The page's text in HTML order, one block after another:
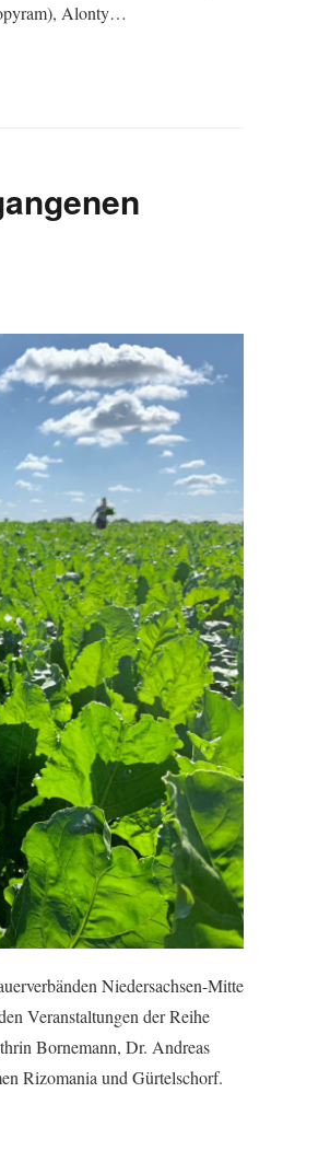
Alonty…
Niedersachsen-Mitte
Veranstaltungen der Reihe
Bornemann, Dr. Andreas
Rizomania und Gürtelschorf.